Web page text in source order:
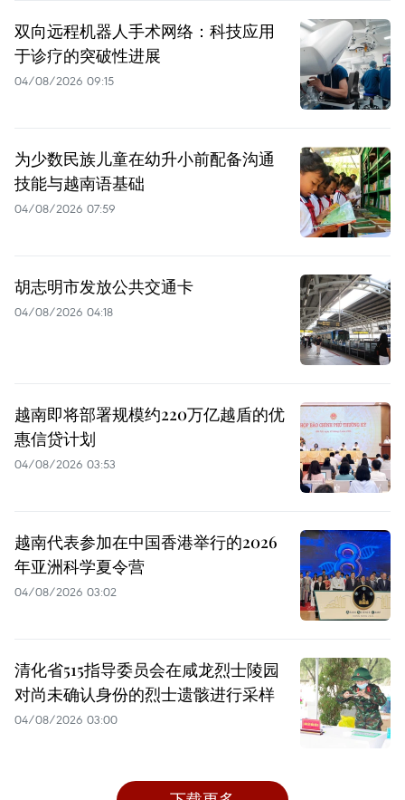
双向远程机器人手术网络：科技应用
于诊疗的突破性进展
04/08/2026 09:15
为少数民族儿童在幼升小前配备沟通
技能与越南语基础
04/08/2026 07:59
胡志明市发放公共交通卡
04/08/2026 04:18
越南即将部署规模约220万亿越盾的优
惠信贷计划
04/08/2026 03:53
越南代表参加在中国香港举行的2026
年亚洲科学夏令营
04/08/2026 03:02
清化省515指导委员会在咸龙烈士陵园
对尚未确认身份的烈士遗骸进行采样
04/08/2026 03:00